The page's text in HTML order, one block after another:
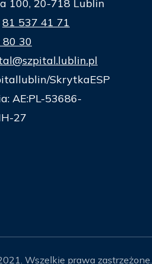
100, 20-718 Lublin
81 537 41 71
30
SkrytkaESP
AE:PL-53686-
27
Wszelkie prawa zastrzeżone.